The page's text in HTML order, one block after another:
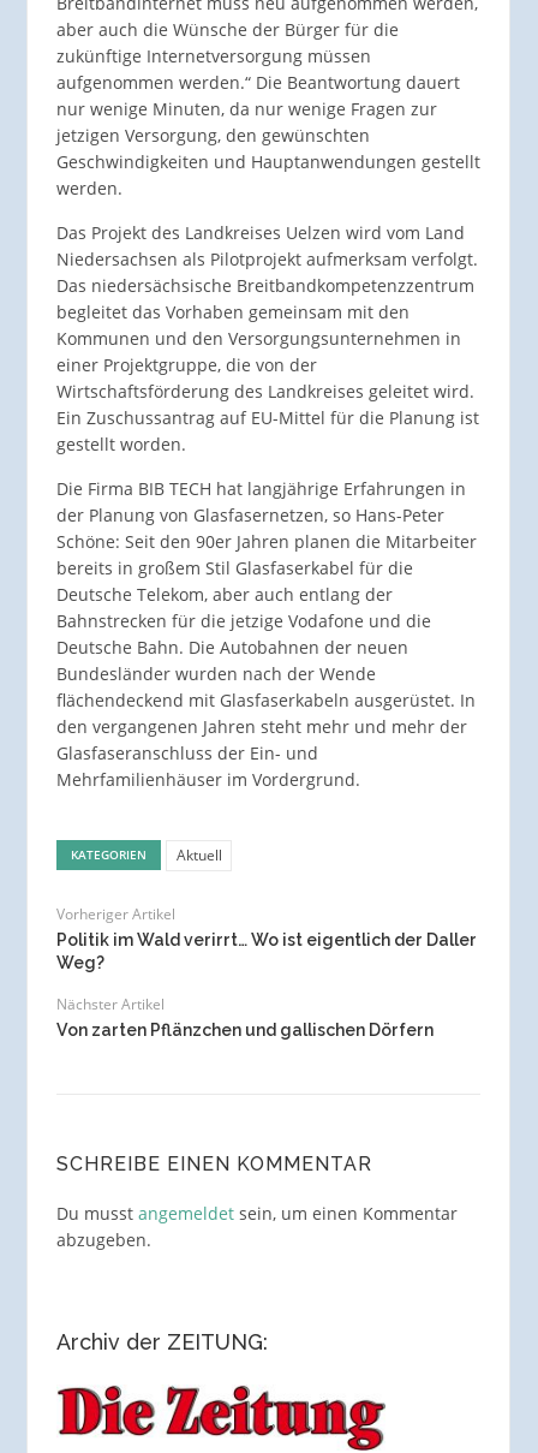
aber auch die Wünsche der Bürger für die
zukünftige Internetversorgung müssen
aufgenommen werden.“ Die Beantwortung dauert
nur wenige Minuten, da nur wenige Fragen zur
jetzigen Versorgung, den gewünschten
Geschwindigkeiten und Hauptanwendungen gestellt
werden.
Das Projekt des Landkreises Uelzen wird vom Land
Niedersachsen als Pilotprojekt aufmerksam verfolgt.
Das niedersächsische Breitbandkompetenzzentrum
begleitet das Vorhaben gemeinsam mit den
Kommunen und den Versorgungsunternehmen in
einer Projektgruppe, die von der
Wirtschaftsförderung des Landkreises geleitet wird.
Ein Zuschussantrag auf EU-Mittel für die Planung ist
gestellt worden.
Die Firma BIB TECH hat langjährige Erfahrungen in
der Planung von Glasfasernetzen, so Hans-Peter
Schöne: Seit den 90er Jahren planen die Mitarbeiter
bereits in großem Stil Glasfaserkabel für die
Deutsche Telekom, aber auch entlang der
Bahnstrecken für die jetzige Vodafone und die
Deutsche Bahn. Die Autobahnen der neuen
Bundesländer wurden nach der Wende
flächendeckend mit Glasfaserkabeln ausgerüstet. In
den vergangenen Jahren steht mehr und mehr der
Glasfaseranschluss der Ein- und
Mehrfamilienhäuser im Vordergrund.
KATEGORIEN Aktuell
Vorheriger Artikel
Politik im Wald verirrt… Wo ist eigentlich der Daller
Weg?
Nächster Artikel
Von zarten Pflänzchen und gallischen Dörfern
SCHREIBE EINEN KOMMENTAR
Du musst angemeldetsein, um einen Kommentar
abzugeben.
Archiv der ZEITUNG: